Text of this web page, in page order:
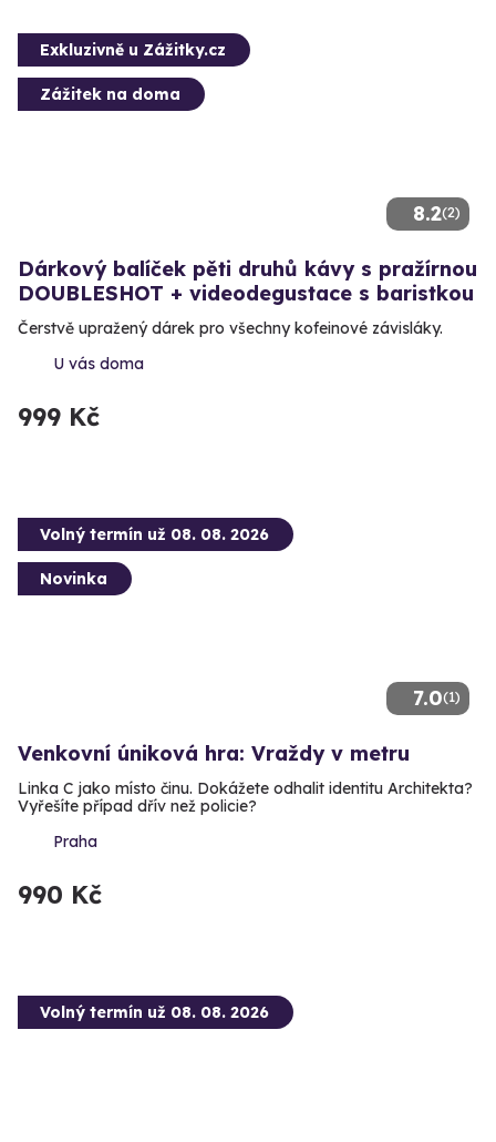
8.2(2)
Exkluzivně u Zážitky.cz
Zážitek na doma
Dárkový balíček pěti druhů kávy s pražírnou
DOUBLESHOT + videodegustace s baristkou
Čerstvě upražený dárek pro všechny kofeinové závisláky.
U vás doma
999 Kč
7.0(1)
Volný termín už 08. 08. 2026
Novinka
Venkovní úniková hra: Vraždy v metru
Linka C jako místo činu. Dokážete odhalit identitu Architekta?
Vyřešíte případ dřív než policie?
Praha
990 Kč
Volný termín už 08. 08. 2026